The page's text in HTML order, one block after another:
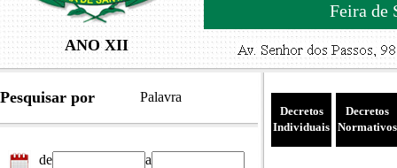
ANO XII
Feira de
Pesquisar por Palavra
de a
Decretos
Individuais
Decretos
Normativos